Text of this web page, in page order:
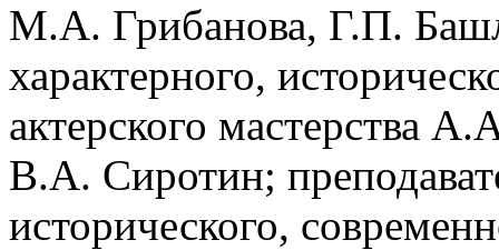
М.А. Грибанова, Г.П.
характерного,
актерского мастерства
В.А. Сиротин;
исторического,